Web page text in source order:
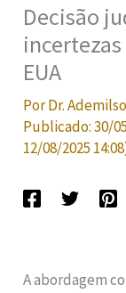
Decisão
EUA
PorDr.
Publicado:30/
12/08/2025 14:08
A abordagem